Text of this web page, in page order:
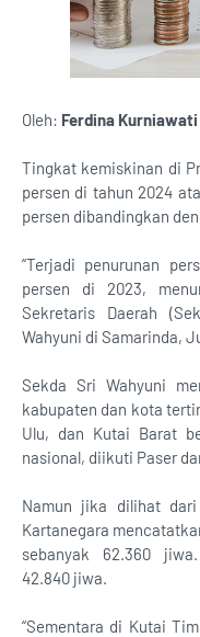
Oleh: Ferdina Kurniawati
Tingkat kemiskinan di
persen di tahun 2024
persen dibandingkan
“Terjadi penurunan
persen di 2023,
Sekretaris Daerah
Wahyuni di Samarinda,
Sekda Sri Wahyuni
kabupaten dan kota
Ulu, dan Kutai Barat
nasional, diikuti Paser
Namun jika dilihat
Kartanegara
sebanyak 62.360
42.840 jiwa.
“Sementara di Kutai